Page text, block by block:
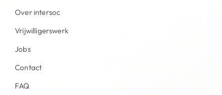
Over intersoc
Vrijwilligerswerk
Jobs
Contact
FAQ